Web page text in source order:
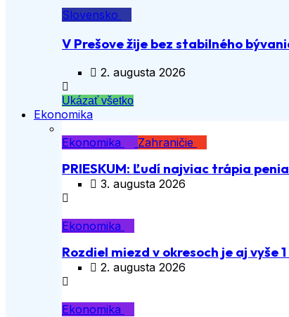
Slovensko
V Prešove žije bez stabilného
2. augusta 2026
Ukázať všetko
Ekonomika
Ekonomika
Zahraničie
PRIESKUM: Ľudí najviac trápia
3. augusta 2026
Ekonomika
Rozdiel miezd v okresoch je aj vyše
2. augusta 2026
Ekonomika